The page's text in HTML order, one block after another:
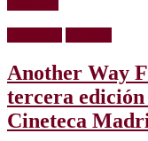
Another Way
tercera edición
Cineteca